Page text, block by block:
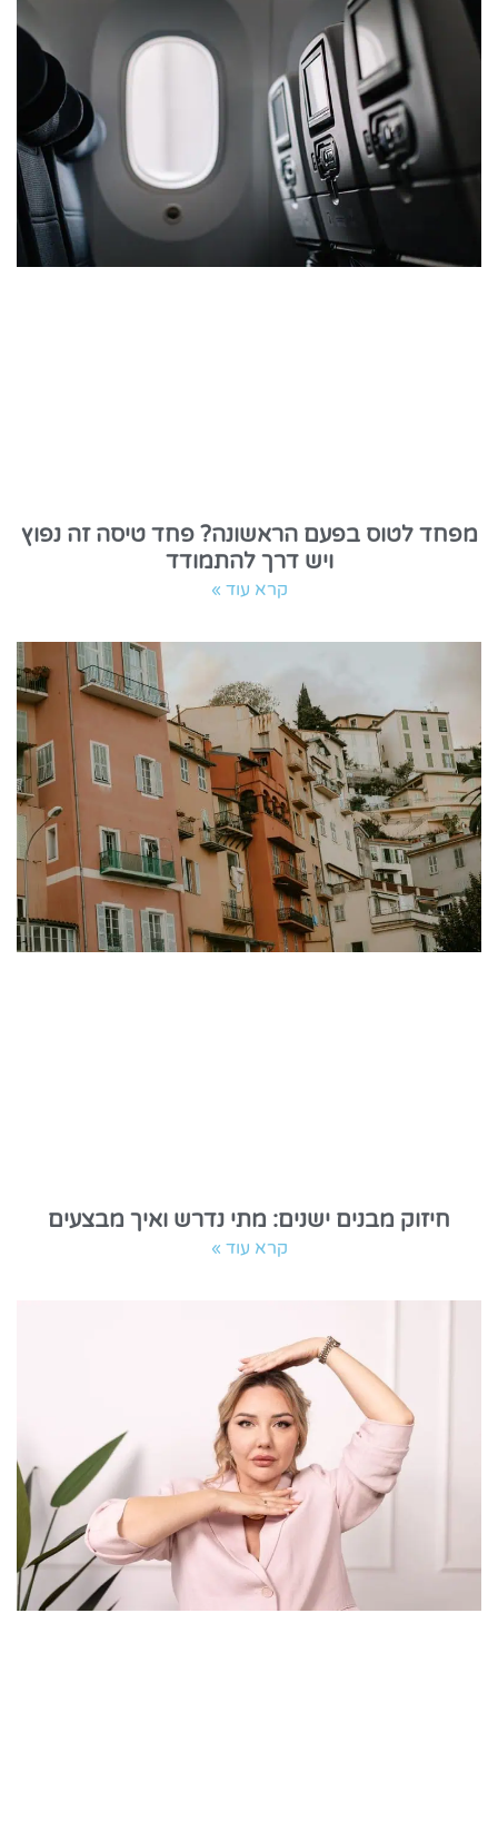
מפחד לטוס בפעם הראשונה? פחד טיסה זה נפוץ
ויש דרך להתמודד
קרא עוד »
חיזוק מבנים ישנים: מתי נדרש ואיך מבצעים
קרא עוד »